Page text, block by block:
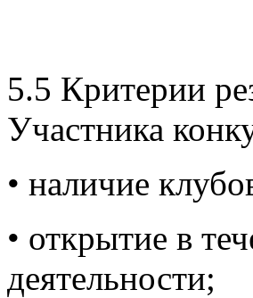
5.5 Критерии
Участника
• наличие
• открытие в
деятельности;